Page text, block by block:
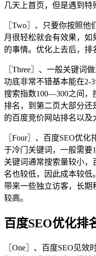
几天上首页，但是遇到特
〖Two〗、只要你按照
月很轻松就会有效果，
的事情。优化上去后，排
〖Three〗、一般关键词
功底非常不错基本能在2-
搜索指数100—300之间，
排名，到第二页大部分还
的百度竞价网站排名以及
〖Four〗、百度SEO优
于冷门关键词，一般需要
关键词通常搜索量较小
名也较低，因此成本较
带来一些独立访客，长期
较高。
百度SEO优化排
〖One〗、百度SEO见